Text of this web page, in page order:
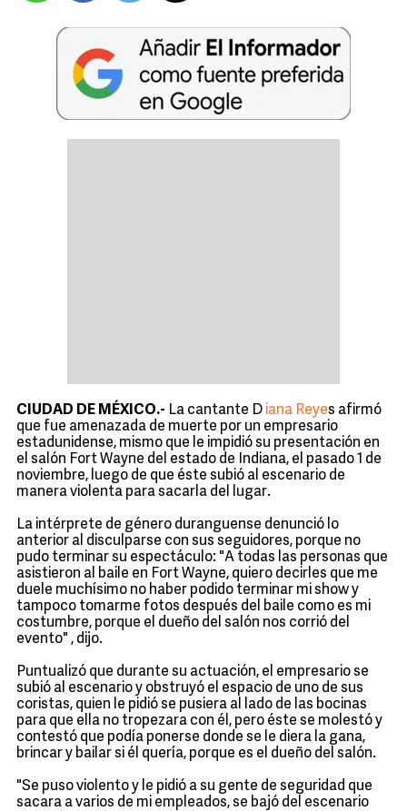
CIUDAD DE MÉXICO.- La cantante D iana Reyes afirmó
que fue amenazada de muerte por un empresario
estadunidense, mismo que le impidió su presentación en
el salón Fort Wayne del estado de Indiana, el pasado 1 de
noviembre, luego de que éste subió al escenario de
manera violenta para sacarla del lugar.
La intérprete de género duranguense denunció lo
anterior al disculparse con sus seguidores, porque no
pudo terminar su espectáculo: "A todas las personas que
asistieron al baile en Fort Wayne, quiero decirles que me
duele muchísimo no haber podido terminar mi show y
tampoco tomarme fotos después del baile como es mi
costumbre, porque el dueño del salón nos corrió del
evento" , dijo.
Puntualizó que durante su actuación, el empresario se
subió al escenario y obstruyó el espacio de uno de sus
coristas, quien le pidió se pusiera al lado de las bocinas
para que ella no tropezara con él, pero éste se molestó y
contestó que podía ponerse donde se le diera la gana,
brincar y bailar si él quería, porque es el dueño del salón.
"Se puso violento y le pidió a su gente de seguridad que
sacara a varios de mi empleados, se bajó del escenario